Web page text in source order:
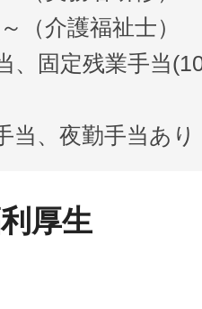
（介護福祉士）
、固定残業手当
当、夜勤手当あり
厚生